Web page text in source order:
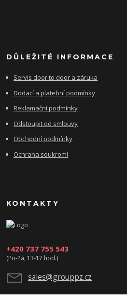
DŮLEŽITÉ INFORMACE
Servis door to door a záruka
Dodací a platební podmínky
Reklamační podmínky
Odstoupit od smlouvy
Obchodní podmínky
Ochrana soukromí
KONTAKTY
+420 737 755 543
(Po-Pá, 13-17 hod.)
sales@grouppz.cz